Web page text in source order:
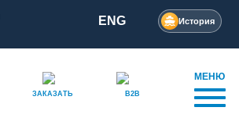
ENG История
ЗАКАЗАТЬ B2B
МЕНЮ